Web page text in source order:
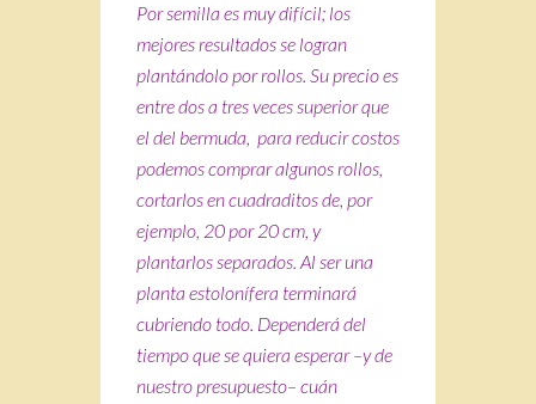
Por semilla es muy difícil; los
mejores resultados se logran
plantándolo por rollos. Su precio es
entre dos a tres veces superior que
el del bermuda, para reducir costos
podemos comprar algunos rollos,
cortarlos en cuadraditos de, por
ejemplo, 20 por 20 cm, y
plantarlos separados. Al ser una
planta estolonífera terminará
cubriendo todo. Dependerá del
tiempo que se quiera esperar –y de
nuestro presupuesto– cuán